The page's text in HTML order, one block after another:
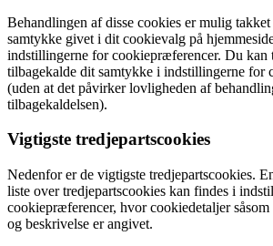
Behandlingen af ​​disse cookies er mulig
samtykke givet i dit cookievalg på
indstillingerne for cookiepræferencer. Du kan
tilbagekalde dit samtykke i indstillingerne for
(uden at det påvirker lovligheden af
tilbagekaldelsen).
Vigtigste tredjepartscookies
Nedenfor er de vigtigste tredjepartscookies.
liste over tredjepartscookies kan findes i
cookiepræferencer, hvor cookiedetaljer
og beskrivelse er angivet.